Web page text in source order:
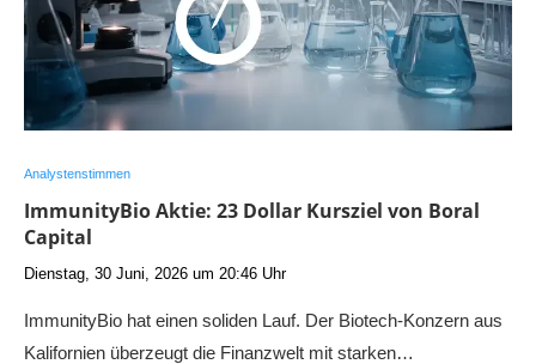
Analystenstimmen
ImmunityBio Aktie: 23 Dollar Kursziel von Boral
Capital
Dienstag, 30 Juni, 2026 um 20:46 Uhr
ImmunityBio hat einen soliden Lauf. Der Biotech-Konzern aus
Kalifornien überzeugt die Finanzwelt mit starken…